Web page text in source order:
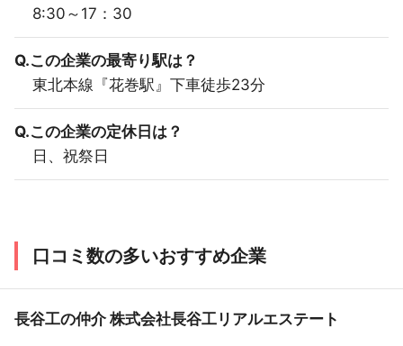
8:30～17：30
Q.この企業の最寄り駅は？
東北本線『花巻駅』下車徒歩23分
Q.この企業の定休日は？
日、祝祭日
口コミ数の多いおすすめ企業
長谷工の仲介 株式会社長谷工リアルエステート